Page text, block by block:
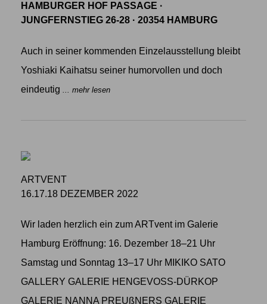
HAMBURGER HOF PASSAGE ·
JUNGFERNSTIEG 26-28 · 20354 HAMBURG
Auch in seiner kommenden Einzelausstellung bleibt
Yoshiaki Kaihatsu seiner humorvollen und doch
eindeutig
... mehr lesen
ARTVENT
16.17.18 DEZEMBER 2022
Wir laden herzlich ein zum ARTvent im Galerie
Hamburg Eröffnung: 16. Dezember 18–21 Uhr
Samstag und Sonntag 13–17 Uhr MIKIKO SATO
GALLERY GALERIE HENGEVOSS-DÜRKOP
GALERIE NANNA PREUßNERS GALERIE